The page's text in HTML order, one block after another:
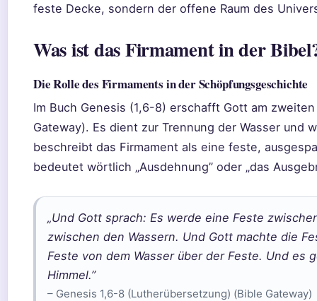
feste Decke, sondern der offene Raum des
Was ist das Firmament in der
Die Rolle des Firmaments in der Schöpfungsgeschichte
Im Buch Genesis (1,6-8) erschafft Gott am
Gateway). Es dient zur Trennung der Wasser und
beschreibt das Firmament als eine feste,
bedeutet wörtlich „Ausdehnung” oder „das
„Und Gott sprach: Es werde eine Feste
zwischen den Wassern. Und Gott machte die
Feste von dem Wasser über der Feste. Und es
Himmel.”
– Genesis 1,6-8 (Lutherübersetzung) (Bible Gateway)